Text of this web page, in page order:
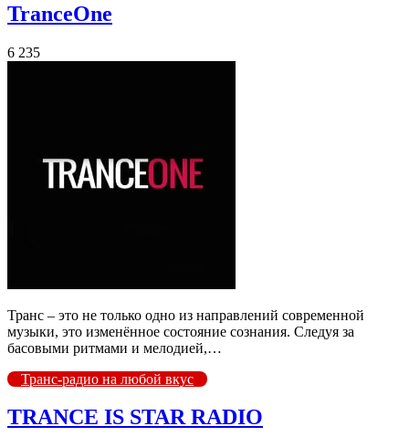
TranceOne
6 235
Транс – это не только одно из направлений современной
музыки, это изменённое состояние сознания. Следуя за
басовыми ритмами и мелодией,…
Транс-радио на любой вкус
TRANCE IS STAR RADIO